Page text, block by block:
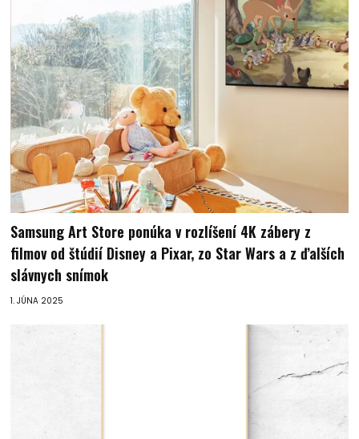
Samsung Art Store ponúka v rozlíšení 4K zábery z
filmov od štúdií Disney a Pixar, zo Star Wars a z ďalších
slávnych snímok
1. JÚNA 2025